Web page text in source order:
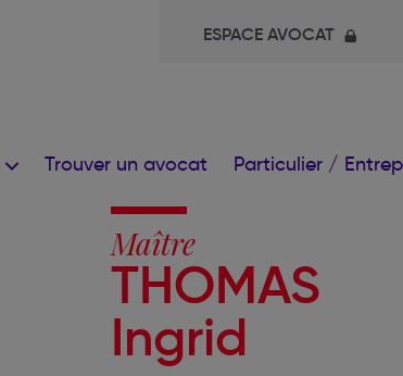
ESPACE AVOCAT
Trouver un avocat Particulier /
Maître
THOMAS
Ingrid